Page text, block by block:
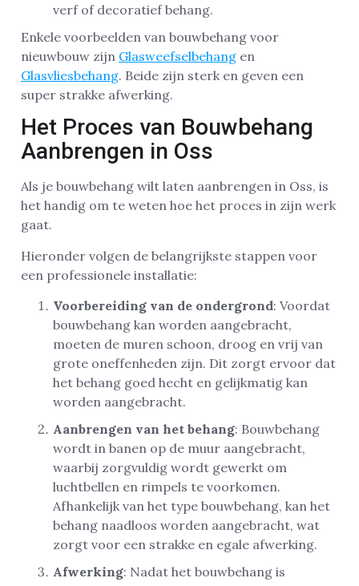
verf of decoratief behang.
Enkele voorbeelden van bouwbehang voor
nieuwbouw zijn Glasweefselbehang en
Glasvliesbehang. Beide zijn sterk en geven een
super strakke afwerking.
Het Proces van Bouwbehang
Aanbrengen in Oss
Als je bouwbehang wilt laten aanbrengen in Oss, is
het handig om te weten hoe het proces in zijn werk
gaat.
Hieronder volgen de belangrijkste stappen voor
een professionele installatie:
Voorbereiding van de ondergrond: Voordat
bouwbehang kan worden aangebracht,
moeten de muren schoon, droog en vrij van
grote oneffenheden zijn. Dit zorgt ervoor dat
het behang goed hecht en gelijkmatig kan
worden aangebracht.
Aanbrengen van het behang: Bouwbehang
wordt in banen op de muur aangebracht,
waarbij zorgvuldig wordt gewerkt om
luchtbellen en rimpels te voorkomen.
Afhankelijk van het type bouwbehang, kan het
behang naadloos worden aangebracht, wat
zorgt voor een strakke en egale afwerking.
Afwerking: Nadat het bouwbehang is